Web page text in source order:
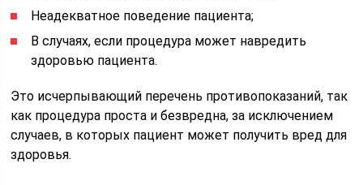
Неадекватное поведение пациента;
В случаях, если процедура может навредить
здоровью пациента.
Это исчерпывающий перечень противопоказаний, так
как процедура проста и безвредна, за исключением
случаев, в которых пациент может получить вред для
здоровья.